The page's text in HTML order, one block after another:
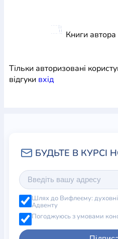
Книги автора
Тільки авторизовані
відгуки вхiд
Шлях до Вифлеєму: духовні
Адвенту
Погоджуюсь з умовами